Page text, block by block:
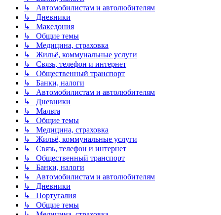
↳ Автомобилистам и автолюбителям
↳ Дневники
↳ Македония
↳ Общие темы
↳ Медицина, страховка
↳ Жильё, коммунальные услуги
↳ Связь, телефон и интернет
↳ Общественный транспорт
↳ Банки, налоги
↳ Автомобилистам и автолюбителям
↳ Дневники
↳ Мальта
↳ Общие темы
↳ Медицина, страховка
↳ Жильё, коммунальные услуги
↳ Связь, телефон и интернет
↳ Общественный транспорт
↳ Банки, налоги
↳ Автомобилистам и автолюбителям
↳ Дневники
↳ Португалия
↳ Общие темы